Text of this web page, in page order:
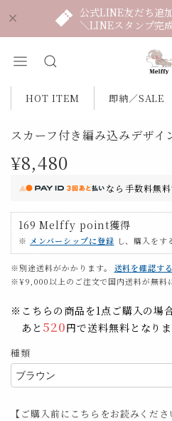
公式LINE友だち追
＼LINEスタンプ完
HOT ITEM 即納／SALE
スカーフ付き編み込みデザ
¥8,480
なら 手数料無
169 Melffy point獲得
※ メンバーシップに登録 し、購入をす
※別途送料がかかります。
送料を確認する
※¥9,000以上のご注文で国内送料が無料
※こちらの商品を1点ご購入の場合
あと 520円で送料無料となりま
種類
【ご購入前にこちらをお読みくだ